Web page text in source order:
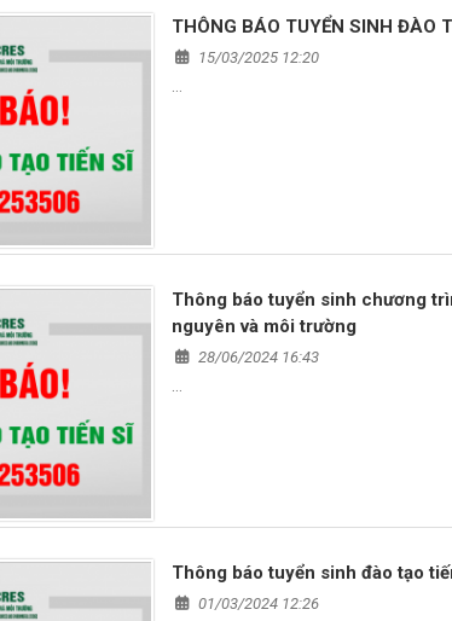
THÔNG BÁO TUYỂN SINH ĐÀO
15/03/2025 12:20
Thông báo tuyển sinh chương
nguyên và môi trường
28/06/2024 16:43
Thông báo tuyển sinh đào tạo
01/03/2024 12:26